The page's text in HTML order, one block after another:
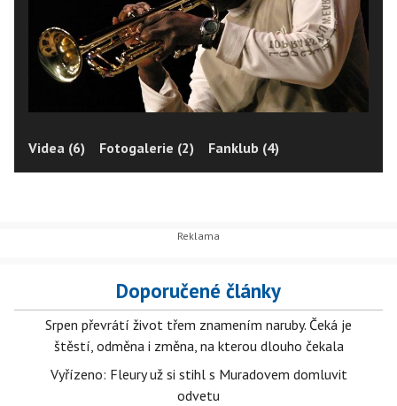
Videa (6) Fotogalerie (2) Fanklub (4)
Doporučené články
Srpen převrátí život třem znamením naruby. Čeká je
štěstí, odměna i změna, na kterou dlouho čekala
Vyřízeno: Fleury už si stihl s Muradovem domluvit
odvetu